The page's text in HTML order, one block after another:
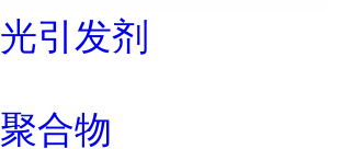
光引发剂
聚合物